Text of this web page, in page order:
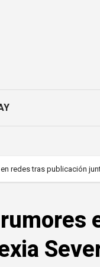
redes tras publicación